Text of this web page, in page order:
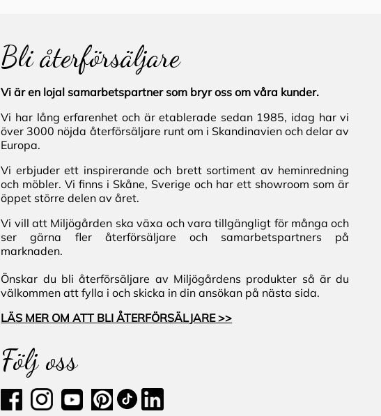
Bli återförsäljare
Vi är en lojal samarbetspartner som bryr oss om våra kunder.
Vi har lång erfarenhet och är etablerade sedan 1985, idag har vi
över 3000 nöjda återförsäljare runt om i Skandinavien och delar av
Europa.
Vi erbjuder ett inspirerande och brett sortiment av heminredning
och möbler. Vi finns i Skåne, Sverige och har ett showroom som är
öppet större delen av året.
Vi vill att Miljögården ska växa och vara tillgängligt för många och
ser gärna fler återförsäljare och samarbetspartners på
marknaden.
Önskar du bli återförsäljare av Miljögårdens produkter så är du
välkommen att fylla i och skicka in din ansökan på nästa sida.
LÄS MER OM ATT BLI ÅTERFÖRSÄLJARE >>
Följ oss